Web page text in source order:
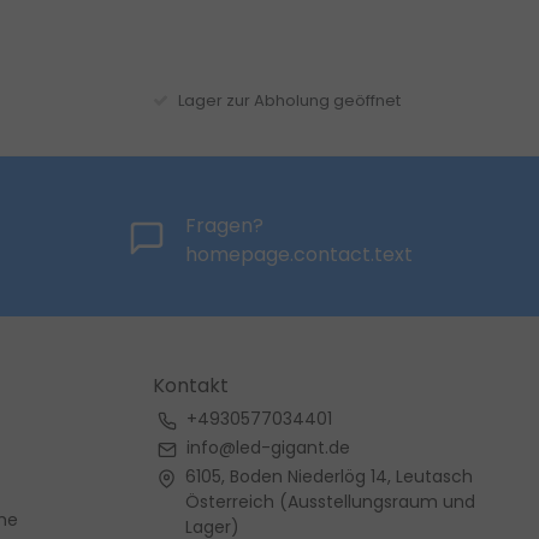
Lager zur Abholung geöffnet
Fragen?
homepage.contact.text
Kontakt
+4930577034401
info@led-gigant.de
6105, Boden Niederlög 14, Leutasch
Österreich (Ausstellungsraum und
Lager)